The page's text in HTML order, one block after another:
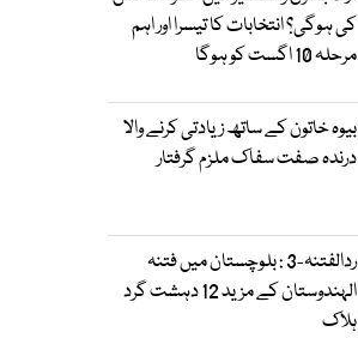
کی ہوگی؟ انتخابات کا تیسرا اور اہم
مرحلہ 10 اگست کو ہوگا
بیوہ خاتون کے ساتھ زیادتی کرنے والا
درندہ صفت سفاک ملزم گرفتار
ردالفتنہ-3 : بلوچستان میں فتنہ
الہندوستان کے مزید 12 دہشت گرد
ہلاک